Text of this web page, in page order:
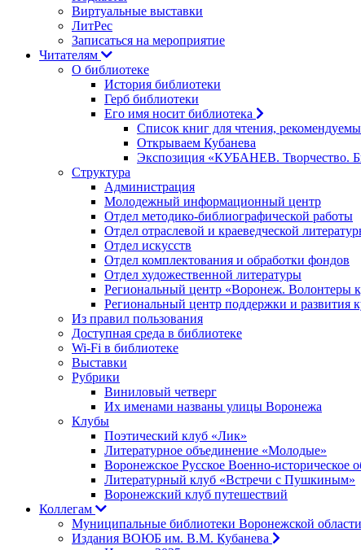
Виртуальные выставки
ЛитРес
Записаться на мероприятие
Читателям
О библиотеке
История библиотеки
Герб библиотеки
Его имя носит библиотека
Список книг для чтения,
Открываем Кубанева
Экспозиция «КУБАНЕВ. Творчество.
Структура
Администрация
Молодежный информационный центр
Отдел методико-библиографической работы
Отдел отраслевой и краеведческой
Отдел искусств
Отдел комплектования и обработки фондов
Отдел художественной литературы
Региональный центр «Воронеж. Волонтеры
Региональный центр поддержки и развития
Из правил пользования
Доступная среда в библиотеке
Wi-Fi в библиотеке
Выставки
Рубрики
Виниловый четверг
Их именами названы улицы Воронежа
Клубы
Поэтический клуб «Лик»
Литературное объединение «Молодые»
Воронежское Русское Военно-историческое
Литературный клуб «Встречи с Пушкиным»
Воронежский клуб путешествий
Коллегам
Муниципальные библиотеки Воронежской
Издания ВОЮБ им. В.М. Кубанева